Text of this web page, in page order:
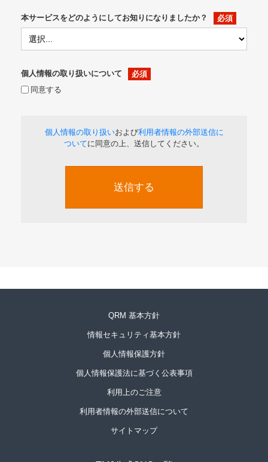
本サービスをどのようにしてお知りになりましたか？
個人情報の取り扱いについて
同意する
個人情報の取り扱いおよび利用者情報の外部送信に
ついてに同意の上、送信してください。
送信する
QRM 基本方針
情報セキュリティ基本方針
個人情報保護方針
個人情報保護法に基づく公表事項
利用上のご注意
利用者情報の外部送信について
サイトマップ